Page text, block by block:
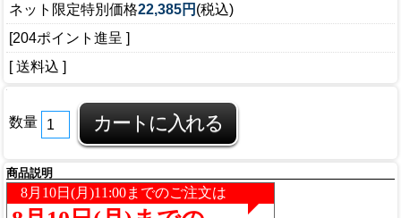
ネット限定特別価格22,385円 (税込)
[204ポイント進呈 ]
[ 送料込 ]
数量
商品説明